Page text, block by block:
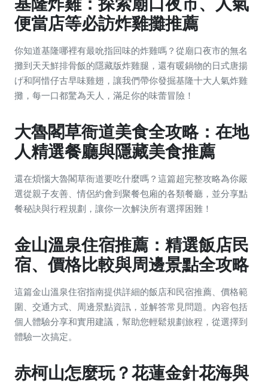
基隆炸雞：探索廟口夜市、人氣
便當店等必訪炸雞攤推薦
你知道基隆哪裡有最吮指回味的炸雞嗎？從廟口夜市的無名
攤到天天鮮排骨飯的隱藏版炸雞腿，還有暖鍋物的日式唐揚
げ和阿惜仔古早味雞翅，讓我們帶你發掘基隆十大人氣炸雞
攤，每一口都驚為天人，滿足你的味蕾冒險！
大魯閣草衙道美食全攻略：在地
人精選餐廳與隱藏美食推薦
還在煩惱大魯閣草衙道要吃什麼嗎？這篇超完整攻略為你嚴
選從親子友善、情侶約會到聚餐包廂的各類餐廳，並分享點
餐秘訣與行程規劃，讓你一次解決所有選擇困難！
金山溫泉住宿推薦：精選飯店民
宿、價格比較與周邊景點全攻略
這篇金山溫泉住宿指南提供詳細的飯店和民宿推薦、價格範
圍、交通方式、周邊景點資訊，並解答常見問題。內容包括
個人體驗分享和實用建議，幫助您輕鬆規劃旅程，從選擇到
體驗一次搞定。
赤柯山怎麼玩？花蓮金針花海與